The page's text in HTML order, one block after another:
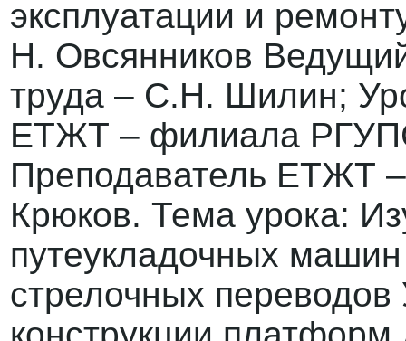
эксплуатации и
Н. Овсянников
труда – С.Н. Шилин;
ЕТЖТ – филиала
Преподаватель ЕТЖТ
Крюков. Тема урока:
путеукладочных
стрелочных